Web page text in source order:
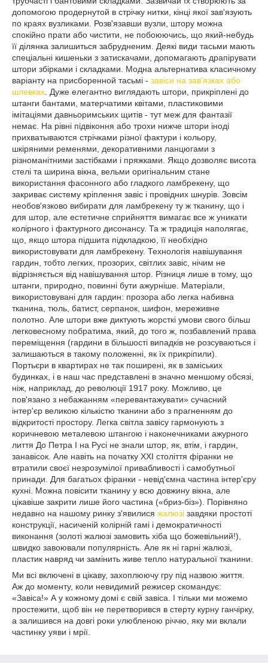
допомогою продернутой в стрічку нитки, кінці якої зав'язують
по краях вузликами. Розв'язавши вузли, штору можна
спокійно прати або чистити, не побоюючись, що який-небудь
її ділянка залишиться забрудненим. Деякі види тасьми мають
спеціальні кишеньки з затискачами, допомагають драпірувати
штори збірками і складками. Модна альтернатива класичному
варіанту на присборенной тасьмі - завіси на зав'язках або
шлевках . Дуже елегантно виглядають штори, прикріплені до
штанги бантами, матерчатими квітами, пластиковими
імітаціями давньоримських щитів - тут меж для фантазії
немає. На рівні підвіконня або трохи нижче штори іноді
прихватываются стрічками різної фактури і кольору,
шкіряними ременями, декоративними ланцюгами з
різноманітними застібками і пряжками. Якщо дозволяє висота
стелі та ширина вікна, вельми оригінальним стане
використання фасонного або гладкого ламбрекену, що
закриває систему кріплення завіс і провідних шнурів. Зовсім
необов'язково вибирати для ламбрекену ту ж тканину, що і
для штор, але естетичне сприйняття вимагає все ж уникати
колірного і фактурного дисонансу. Та ж традиція наполягає,
що, якщо штора підшита підкладкою, її необхідно
використовувати для ламбрекену. Технологія навішування
гардин, тобто легких, прозорих, світлих завіс, нічим не
відрізняється від навішування штор. Різниця лише в тому, що
штанги, природно, повинні бути ажурніше. Матеріали,
використовувані для гардин: прозора або легка набивна
тканина, тюль, батист, серпанок, шифон, мереживне
полотно. Але штори вже диктують жорсткі умови свого більш
легковесному побратима, який, до того ж, позбавлений права
переміщення (гардини в більшості випадків не розсуваються і
залишаються в такому положенні, як їх прикріпили).
Портьєри в квартирах не так поширені, як в заміських
будинках, і в наш час представлені в значно меншому обсязі,
ніж, наприклад, до революції 1917 року. Можливо, це
пов'язано з небажанням «перевантажувати» сучасний
інтер'єр великою кількістю тканини або з прагненням до
відкритості простору. Легка світла завісу гармонують з
коричневою металевою штангою і наконечниками ажурного
лиття До Петра I на Русі не знали штор, як, втім, і гардин,
занавісок. Але навіть на початку XXI століття фіранки не
втратили своєї незрозумілої привабливості і самобутньої
принади. Для багатьох фіранки - невід'ємна частина інтер'єру
кухні. Можна повісити тканину у всю довжину вікна, але
цікавіше закрити лише його частина («бриз-біз»). Порівняно
недавно на нашому ринку з'явилися жалюзі завдяки простоті
конструкції, насиченій колірній гамі і демократичності
виконання (золоті жалюзі замовить хіба що божевільний!),
швидко завоювали популярність. Але як ні гарні жалюзі,
пластик навряд чи замінить живе тепло натуральної тканини.
Ми всі включені в цікаву, захоплюючу гру під назвою життя.
Аж до моменту, коли невидимий режисер скомандує:
«Завіса!» А у кожному домі є свій завіса. І тільки ми можемо
простежити, щоб він не перетворився в стерту курну ганчірку,
а залишився на довгі роки улюбленою річчю, яку ми вклали
частинку уяви і мрії.